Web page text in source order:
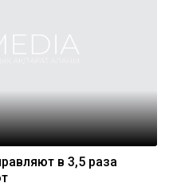
в 3,5 раза